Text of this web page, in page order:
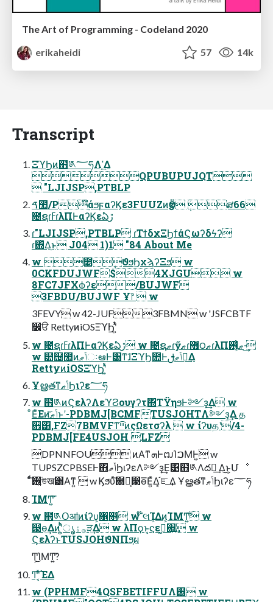
The Art of Programming - Codeland 2020
erikaheidi
57 14k
Transcript
ΞϓϦͷ຋༁؅ཧΛָʹ͢Δ
QPUBUPUJQT
 "LJIJSP,PTBLP
ࠃ಺/P໊࣮άϧϝαʔϏε3FUUZͷӡӦ ݄ؒສ66
೔ຊɾ߳ߓɾλΠͰαʔϏεఏڙ
ɾ"LJIJSP,PTBLP ɾΤϯδχΞϦϯάϚωʔδϟʔ
ɾ΍ͬͯΔ͜ͱ J04 1)1 "84 About Me
w ೥݄ϑϧϦχϡʔΞϧ w
0CKFDUJWF$4XJGU w
8FC7JFXϕʔε/BUJWF
3FBDU/BUJWF Ұ෦  w
3FEVY w 42-JUF3FBMN w 'JSFCBTF
෼ੳ RettyͷiOSΞϓϦʹ͍ͭͯ
w ೔ຊɾ߳ߓɾλΠͰαʔϏεఏڙ w ೔ຊޠɾӳޠɾ޿౦ޠɾλΠޠ͕࢖͑·͢
w ୺຤಺ͷݴޠઃఆͰ͸ͳ͘ɺΞϓϦ಺Ͱݴޠࢦఆ͢Δ
RettyͷiOSΞϓϦʹ͍ͭͯ
ҰൠతͳݴޠϦιʔε؅ཧ
w ຋༁ͷϚελʔΛεϓϨουγʔτ΍ΤΫηϧͰ༻ҙ͢Δ w
ͦΕͧΕͷݴޠ͝ͱʹ-PDBMJ[BCMFTUSJOHTΛ༻ҙ͢Δ த
਎͸,FZ7BMVFͳײ͡ͷςΩετσʔλ  w ίʔυதʹ/4-
PDBMJ[FE4USJOH LFZ
DPNNFOU ͷΑ͏ͳܗͰຒΊࠐΜͰ͍͘ w
TUPSZCPBSEͰ΋ݴޠϦιʔεΛ༻ҙ͢Ε͹຋༁Λద༻͢ Δ͜ͱ͕Մೳ
ͨͩ͠࢖͍উख͸Α͘ͳ͍  w Ϗϧυͯ͠຋༁͕൓ө͞Ε͍ͯΔ͔֬ೝ͢Δ ҰൠతͳݴޠϦιʔε؅ཧ
ΊΜͲ͍͘͞
w ຋༁Օॴͷίʔυ͕৑௕ w ໊લܾΊΔͷ͕ΊΜͲ͍͘͞ w
൓ө͢Δͷʹ͍͍ͪͪ࡞ۀ͕ൃੜ͢Δ w λΠϙͱ͔ϛεى͖΍͍͢ w
ϚελʔͱTUSJOHϑΝΠϧ͕ผ
Ͳ͕͜ΊΜͲ͍͘͞?
Ͳ͏ʹ͔ͯ͠ΈΔ
w (PPHMF4QSFBETIFFUΛ࢖͏ w